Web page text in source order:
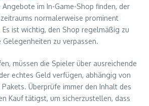
im In-Game-Shop finden, der
normalerweise prominent
ist wichtig, den Shop regelmäßig zu
Gelegenheiten zu verpassen.
müssen die Spieler über ausreichende
echtes Geld verfügen, abhängig von
Überprüfe immer den Inhalt des
Kauf tätigst, um sicherzustellen, dass